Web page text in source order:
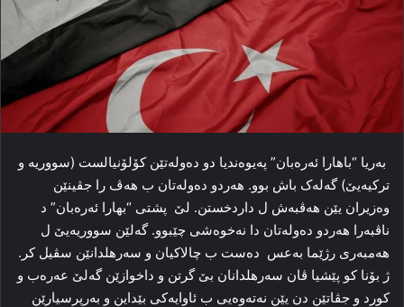
به‌ریا “باهارا ئه‌ره‌بان” په‌یوەندیا دو ده‌وله‌تێن کۆلۆنیالست (سووریه‌ و
ترکیه‌یێ) گه‌له‌ک باش بوو. هه‌ردو ده‌وله‌تان ب هه‌ڤ را جڤینێن
وه‌زیران یێن هه‌ڤبه‌ش ل داردخستن. لێ پشتی “بهارا ئه‌ره‌بان” د
ناڤبه‌را هه‌ردو ده‌وله‌تان دا نه‌خوه‌شی چێبوو. گه‌لێن سووریه‌یێ ل
هه‌مبه‌ری رژێما بەعس ده‌ست ب چالاکیان و سه‌رهلدانێن سڤیل کر.
ژ بۆنا کو پێشیا ڤان سه‌رهلدانان بێ گرتن و داخوازێن گه‌لێ عه‌ره‌ب و
کورد و جڤاتێن دن یێن نه‌ته‌وه‌یی ب ئاوایه‌کی بێداین و به‌رپرسیارێن